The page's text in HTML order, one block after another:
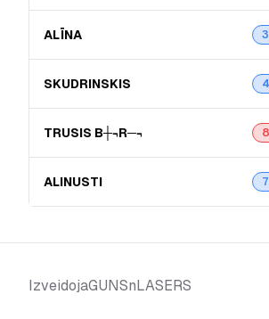
ALĪNA
SKUDRINSKIS
TRUSIS B┼¬R─¬
ALINUSTI 7
IzveidojaGUNSnLASERS